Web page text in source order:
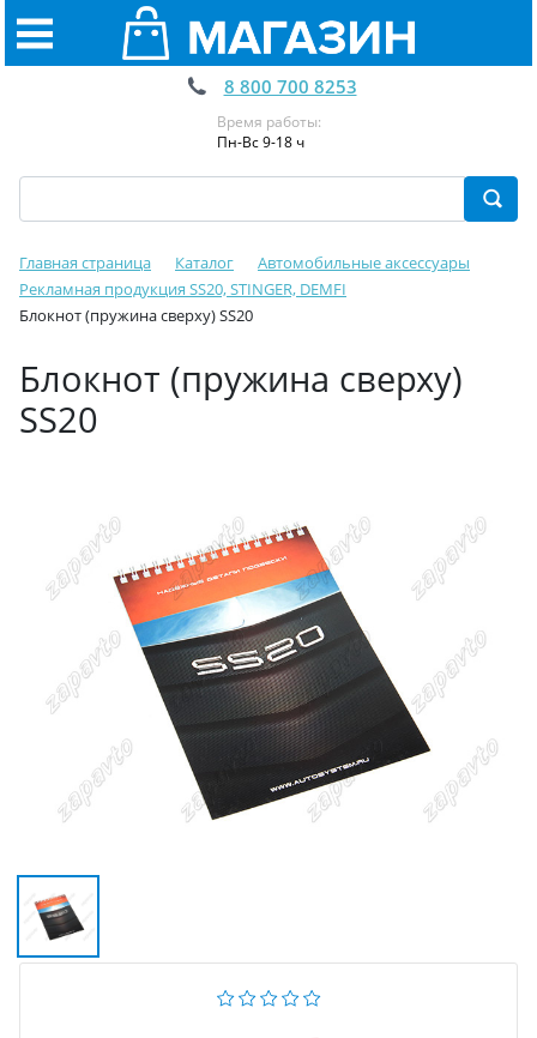
8 800 700 8253
Время работы:
Пн-Вс 9-18 ч
Главная страница Каталог
Автомобильные аксессуары
Рекламная продукция SS20, STINGER, DEMFI
Блокнот (пружина сверху) SS20
Блокнот (пружина сверху)
SS20